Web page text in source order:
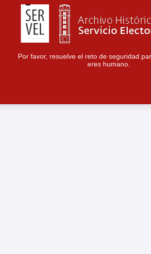
Por favor, resuelve el reto de seguridad
eres humano.